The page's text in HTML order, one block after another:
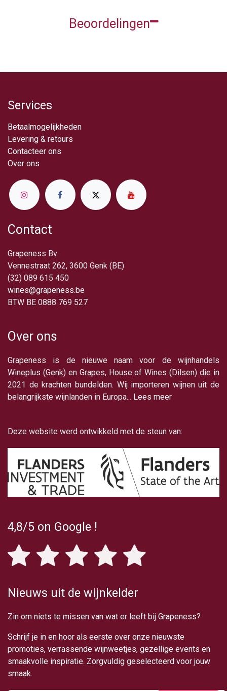
Beoordelingen
Services
Betaalmogelijkheden
Levering & retou​rs
Contacteer ons
Over ​ons
Contact
Grapeness Bv
Vennestraat 262, 3600 Genk (BE)
(32) 089 615 450
wines@grapeness.be
BTW BE 0888 769 527
Over ons
Grapeness is de nieuwe naam voor de wijnhandels
Wineplus (Genk) en Grapes, House of Wines (Dilsen) die in
2021 de krachten bundelden. Wij importeren wijnen uit de
belangrijkste wijnlanden in Europa... Lees meer
Deze website werd ontwikkeld met de steun van:
4,8/5 on Google !
Nieuws uit de wijnkelder
Zin om niets te missen van wat er leeft bij Grapeness?
Schrijf je in en hoor als eerste over onze nieuwste
promoties, verrassende wijnweetjes, gezellige events en
smaakvolle inspiratie. Zorgvuldig geselecteerd voor jouw
smaak.